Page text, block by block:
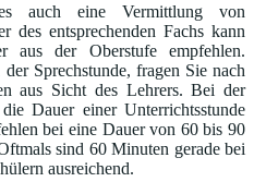
auch eine Vermittlung von
des entsprechenden Fachs kann
aus der Oberstufe empfehlen.
Sprechstunde, fragen Sie nach
aus Sicht des Lehrers. Bei der
Dauer einer Unterrichtsstunde
bei eine Dauer von 60 bis 90
sind 60 Minuten gerade bei
ausreichend.